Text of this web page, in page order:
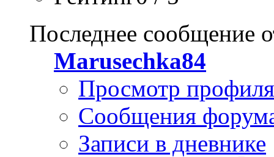
Последнее сообщение
Marusechka84
Просмотр профиля
Сообщения
Записи в дневнике